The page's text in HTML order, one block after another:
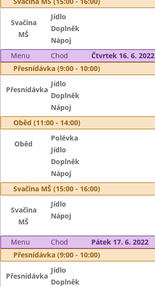
Svačina
MŠ
Jídlo
Doplněk
Nápoj
Menu
Chod
Čtvrtek 16. 6. 2022
Přesnídávka (9:00 - 10:00)
Přesnídávka
Jídlo
Doplněk
Nápoj
Oběd (11:00 - 14:00)
Oběd
Polévka
Jídlo
Doplněk
Nápoj
Svačina MŠ (15:00 - 16:00)
Svačina
MŠ
Jídlo
Nápoj
Menu Chod
Pátek 17. 6. 2022
Přesnídávka (9:00 - 10:00)
Přesnídávka
Jídlo
Doplněk